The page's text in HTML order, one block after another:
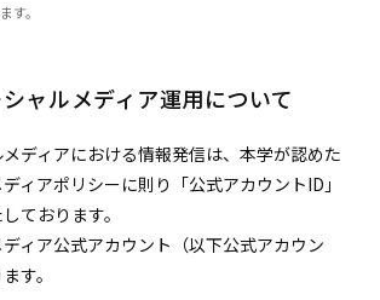
す。
ャルメディア運用について
ディアにおける情報発信は、本学が認めた
ィアポリシーに則り「公式アカウントID」
ております。
ィア公式アカウント（以下公式アカウン
す。